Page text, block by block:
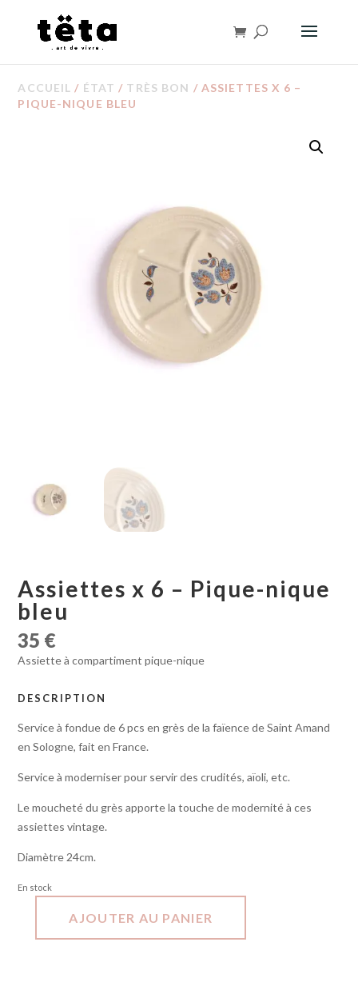
ACCUEIL / ÉTAT / TRÈS BON / ASSIETTES X 6 –
PIQUE-NIQUE BLEU
Assiettes x 6 – Pique-nique
bleu
35 €
Assiette à compartiment pique-nique
DESCRIPTION
Service à fondue de 6 pcs en grès de la faïence de Saint Amand
en Sologne, fait en France.
Service à moderniser pour servir des crudités, aïoli, etc.
Le moucheté du grès apporte la touche de modernité à ces
assiettes vintage.
Diamètre 24cm.
En stock
AJOUTER AU PANIER